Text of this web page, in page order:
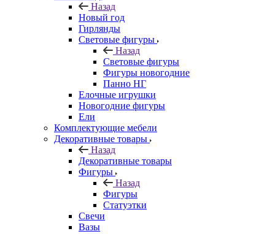
Назад
Новый год
Гирлянды
Световые фигуры
Назад
Световые фигуры
Фигуры новогодние
Панно НГ
Елочные игрушки
Новогодние фигуры
Ели
Комплектующие мебели
Декоративные товары
Назад
Декоративные товары
Фигуры
Назад
Фигуры
Статуэтки
Свечи
Вазы